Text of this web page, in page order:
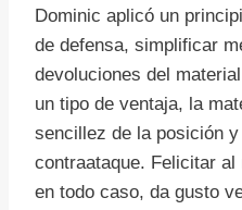
Dominic aplicó un
de defensa, simplificar
devoluciones del
un tipo de ventaja, la
sencillez de la posición
contraataque. Felicitar
en todo caso, da gusto